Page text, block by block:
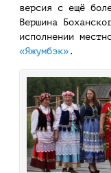
версия с ещё
Вершина
исполнении
«Яжумбэк» .